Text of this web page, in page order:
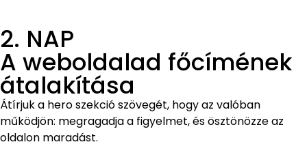
2. NAP
A weboldalad főcímének
átalakítása
Átírjuk a hero szekció szövegét, hogy az valóban
működjön: megragadja a figyelmet, és ösztönözze az
oldalon maradást.